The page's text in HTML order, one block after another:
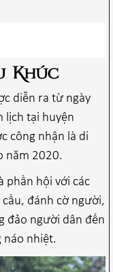
Khúc
diễn ra từ ngày
lịch tại huyện
công nhận là di
năm 2020.
phần hội với các
đánh cờ người,
đảo người dân đến
náo nhiệt.